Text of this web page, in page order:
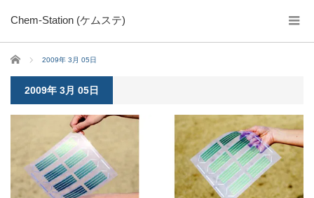
Chem-Station (ケムステ)
ホーム 2009年 3月 05日
2009年 3月 05日